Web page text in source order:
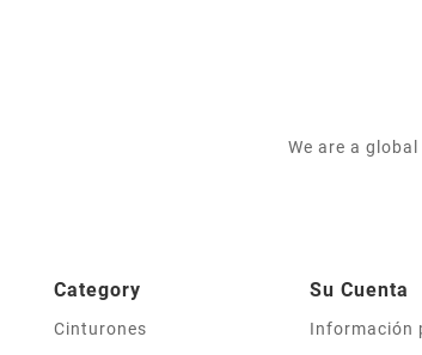
We are a
Category
Cinturones
Su Cuenta
Información